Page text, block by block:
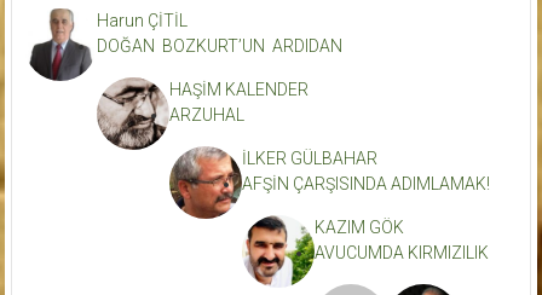
Harun ÇİTİL
DOĞAN BOZKURT’UN ARDIDAN
HAŞİM KALENDER
ARZUHAL
İLKER GÜLBAHAR
AFŞİN ÇARŞISINDA ADIMLAMAK!
KAZIM GÖK
AVUCUMDA KIRMIZILIK